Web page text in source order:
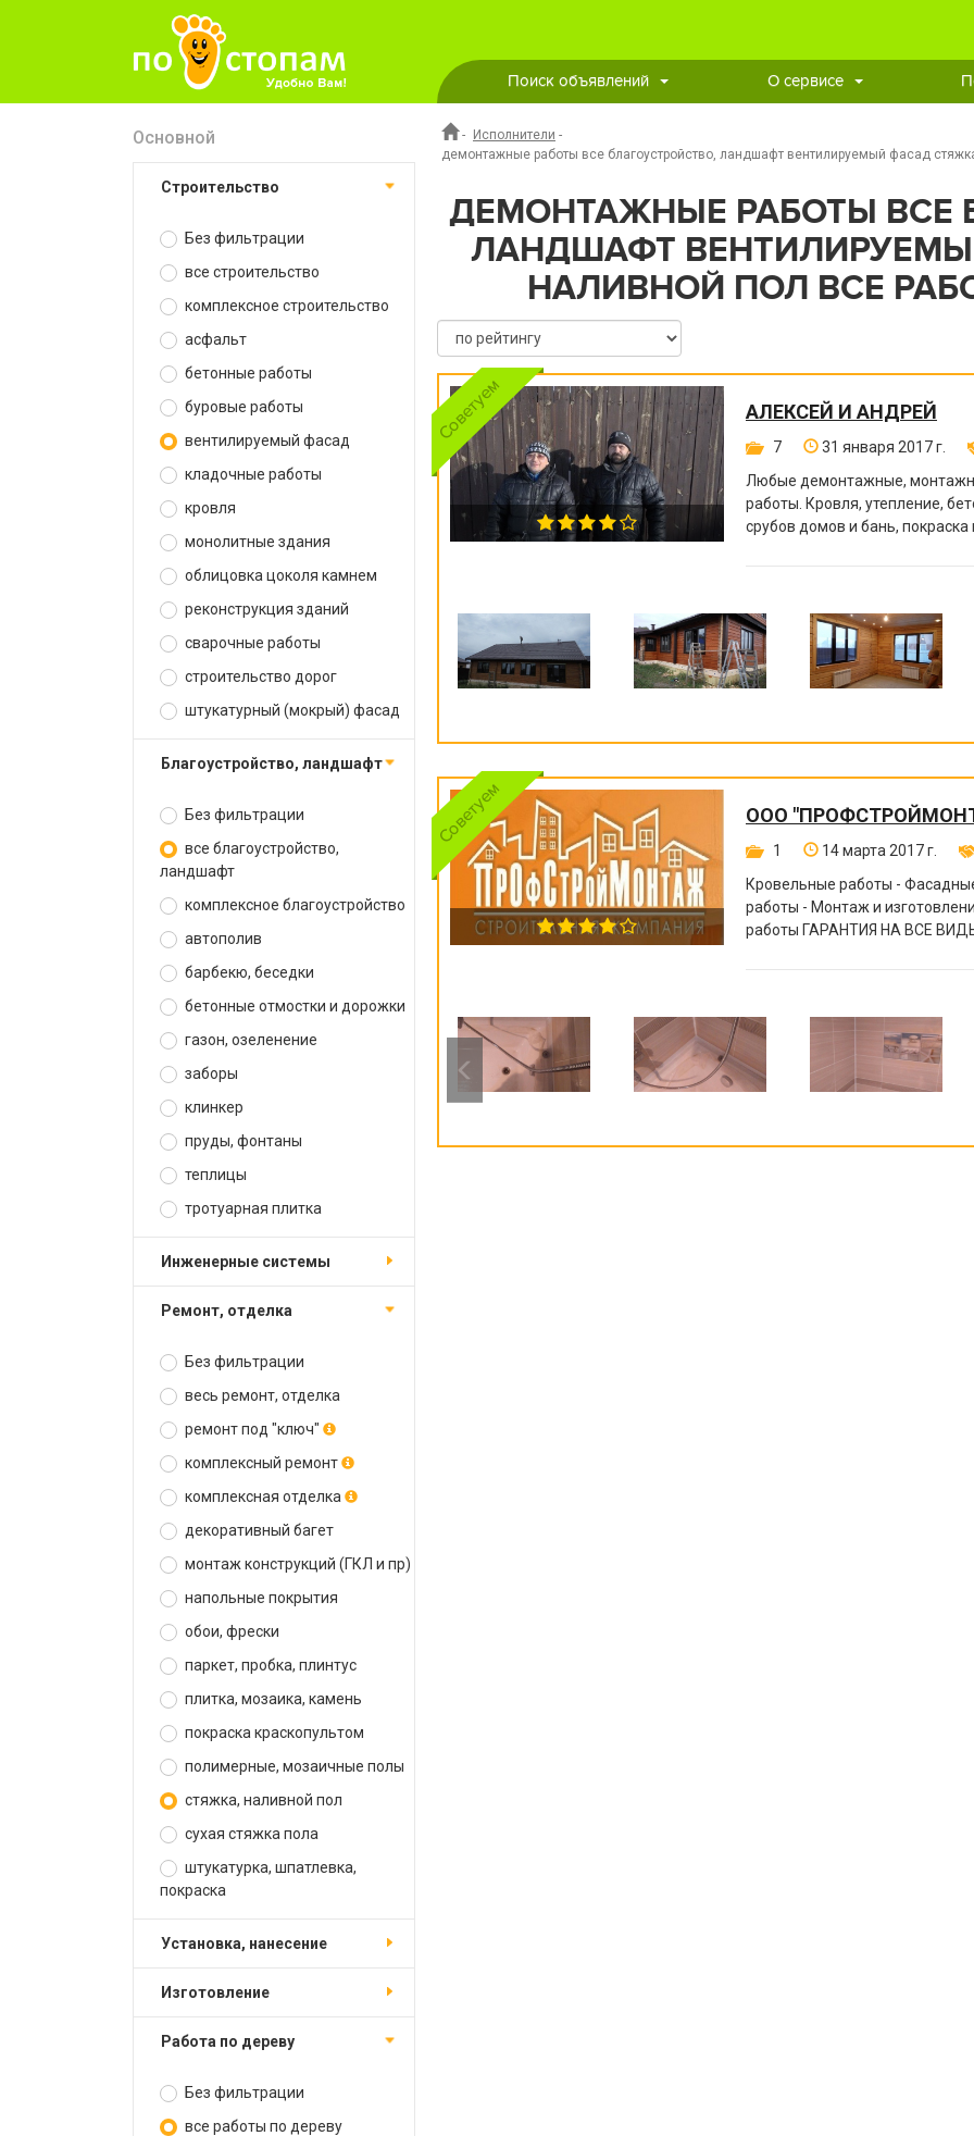
Поиск объявлений О сервисе
Основной
строительство
Без фильтрации
все строительство
комплексное строительство
асфальт
бетонные работы
буровые работы
вентилируемый фасад
кладочные работы
кровля
монолитные здания
облицовка цоколя камнем
реконструкция зданий
сварочные работы
строительство дорог
штукатурный (мокрый) фасад
благоустройство, ландшафт
Без фильтрации
все благоустройство,
ландшафт
комплексное благоустройство
автополив
барбекю, беседки
бетонные отмостки и дорожки
газон, озеленение
заборы
клинкер
пруды, фонтаны
теплицы
тротуарная плитка
инженерные системы
ремонт, отделка
Без фильтрации
весь ремонт, отделка
ремонт под "ключ"
комплексный ремонт
комплексная отделка
декоративный багет
монтаж конструкций (ГКЛ и пр)
напольные покрытия
обои, фрески
паркет, пробка, плинтус
плитка, мозаика, камень
покраска краскопультом
полимерные, мозаичные полы
стяжка, наливной пол
сухая стяжка пола
штукатурка, шпатлевка,
покраска
установка, нанесение
изготовление
работа по дереву
Без фильтрации
все работы по дереву
- Исполнители -
демонтажные работы все благоустройство, ландшафт вентилируемый фасад
ДЕМОНТАЖНЫЕ РАБОТЫ ВСЕ
ЛАНДШАФТ
НАЛИВНОЙ ПОЛ ВСЕ
АЛЕКСЕЙ И АНДРЕЙ
7 31 января 2017 г.
Любые демонтажные,
работы. Кровля, утепление,
срубов домов и бань,
ООО
1 14 марта 2017 г.
Кровельные работы -
работы - Монтаж и
работы ГАРАНТИЯ НА ВСЕ